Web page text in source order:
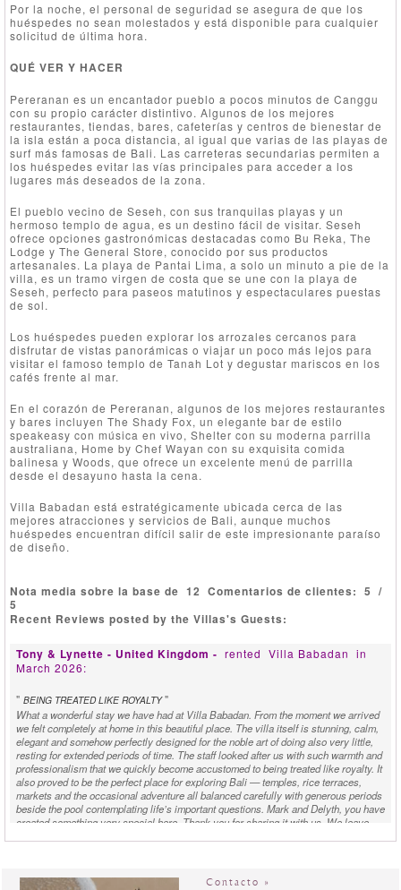
Por la noche, el personal de seguridad se asegura de que los
huéspedes no sean molestados y está disponible para cualquier
solicitud de última hora.
QUÉ VER Y HACER
Pereranan es un encantador pueblo a pocos minutos de Canggu
con su propio carácter distintivo. Algunos de los mejores
restaurantes, tiendas, bares, cafeterías y centros de bienestar de
la isla están a poca distancia, al igual que varias de las playas de
surf más famosas de Bali. Las carreteras secundarias permiten a
los huéspedes evitar las vías principales para acceder a los
lugares más deseados de la zona.
El pueblo vecino de Seseh, con sus tranquilas playas y un
hermoso templo de agua, es un destino fácil de visitar. Seseh
ofrece opciones gastronómicas destacadas como Bu Reka, The
Lodge y The General Store, conocido por sus productos
artesanales. La playa de Pantai Lima, a solo un minuto a pie de la
villa, es un tramo virgen de costa que se une con la playa de
Seseh, perfecto para paseos matutinos y espectaculares puestas
de sol.
Los huéspedes pueden explorar los arrozales cercanos para
disfrutar de vistas panorámicas o viajar un poco más lejos para
visitar el famoso templo de Tanah Lot y degustar mariscos en los
cafés frente al mar.
En el corazón de Pereranan, algunos de los mejores restaurantes
y bares incluyen The Shady Fox, un elegante bar de estilo
speakeasy con música en vivo, Shelter con su moderna parrilla
australiana, Home by Chef Wayan con su exquisita comida
balinesa y Woods, que ofrece un excelente menú de parrilla
desde el desayuno hasta la cena.
Villa Babadan está estratégicamente ubicada cerca de las
mejores atracciones y servicios de Bali, aunque muchos
huéspedes encuentran difícil salir de este impresionante paraíso
de diseño.
Nota media sobre la base de 12 Comentarios de clientes: 5 /
5
Recent Reviews posted by the Villas's Guests:
Tony & Lynette - United Kingdom - rented Villa Babadan in
March 2026:
" BEING TREATED LIKE ROYALTY"
What a wonderful stay we have had at Villa Babadan. From the moment we arrived
we felt completely at home in this beautiful place. The villa itself is stunning, calm,
elegant and somehow perfectly designed for the noble art of doing also very little,
resting for extended periods of time. The staff looked after us with such warmth and
professionalism that we quickly become accustomed to being treated like royalty. It
also proved to be the perfect place for exploring Bali — temples, rice terraces,
markets and the occasional adventure all balanced carefully with generous periods
beside the pool contemplating life’s important questions. Mark and Delyth, you have
created something very special here. Thank you for sharing it with us. We leave
Matthias D. & Family - France - rentedVilla Babadan
Contacto »